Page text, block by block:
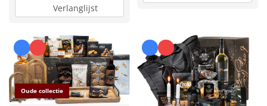
NIEUW
Pizzarette
Tas
Wake up light
NIEUW
Verlanglijst
Oude collectie